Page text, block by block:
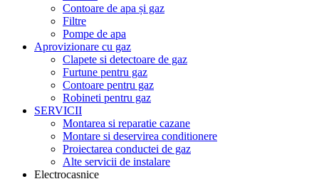
Contoare de apa și gaz
Filtre
Pompe de apa
Aprovizionare cu gaz
Clapete si detectoare de gaz
Furtune pentru gaz
Contoare pentru gaz
Robineti pentru gaz
SERVICII
Montarea si reparatie cazane
Montare si deservirea conditionere
Proiectarea conductei de gaz
Alte servicii de instalare
Electrocasnice